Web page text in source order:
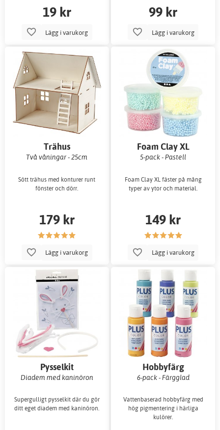
19 kr
Lägg i varukorg
99 kr
Lägg i varukorg
Trähus
Två våningar - 25cm
Sött trähus med konturer runt
fönster och dörr.
179 kr
Lägg i varukorg
Foam Clay XL
5-pack - Pastell
Foam Clay XL fäster på mång
typer av ytor och material.
149 kr
Lägg i varukorg
Pysselkit
Diadem med kaninöron
Supergulligt pysselkit där du gör
ditt eget diadem med kaninöron.
Hobbyfärg
6-pack - Färgglad
Vattenbaserad hobbyfärg med
hög pigmentering i härliga
kulörer.